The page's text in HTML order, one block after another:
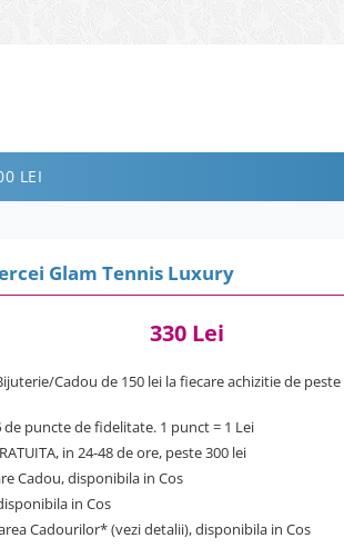
LEI
Glam Tennis Luxury
330 Lei
Cadou de 150 lei la fiecare achizitie de peste
de puncte de fidelitate. 1 punct = 1 Lei
in 24-48 de ore, peste 300 lei
Cadou, disponibila in Cos
in Cos
Cadourilor* (vezi detalii), disponibila in Cos